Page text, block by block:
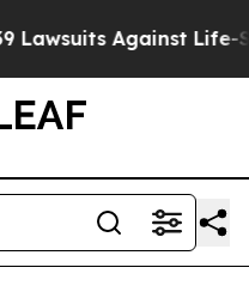
Life-Saving Policies